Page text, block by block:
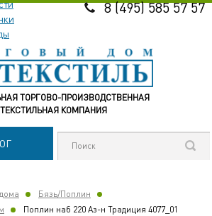
ТОРГОВО-ПРОИЗВОДСТВЕННАЯ
ТЕКСТИЛЬНАЯ КОМПАНИЯ
8 (495) 585 57 57
Бязь/Поплин
Поплин наб 220 Аз-н Традиция 4077_01